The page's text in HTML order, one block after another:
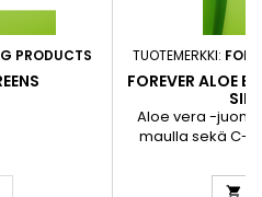
PRODUCTS TUOTEMERKKI:
FOREVER ALOE
Aloe vera -
maulla sekä C-
sekä edistää
